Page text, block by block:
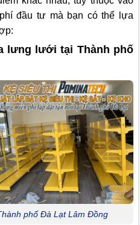
đầu tư mà bạn có thể lựa
lưng lướitại Thành phố
phố Đà Lạt Lâm Đồng